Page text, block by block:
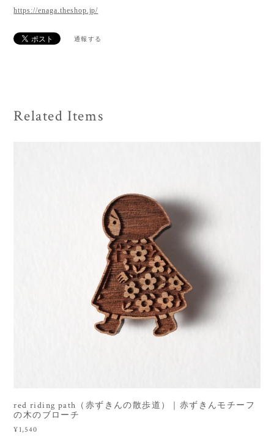
https://enaga.theshop.jp/
通報する
Related Items
red riding path（赤ずきんの散歩道）｜赤ずきんモチーフ
の木のブローチ
¥1,540